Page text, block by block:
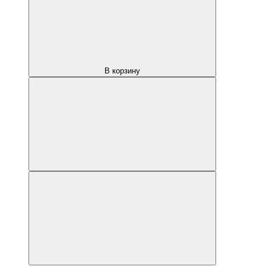
В корзину